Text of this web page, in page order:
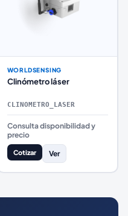
WORLDSENSING
Clinómetro láser
CLINOMETRO_LASER
Consulta disponibilidad y
precio
Cotizar Ver